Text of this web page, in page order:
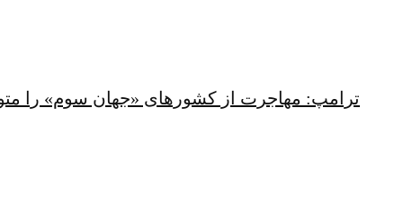
ترامپ: مهاجرت از کشورهای «جهان سوم» را